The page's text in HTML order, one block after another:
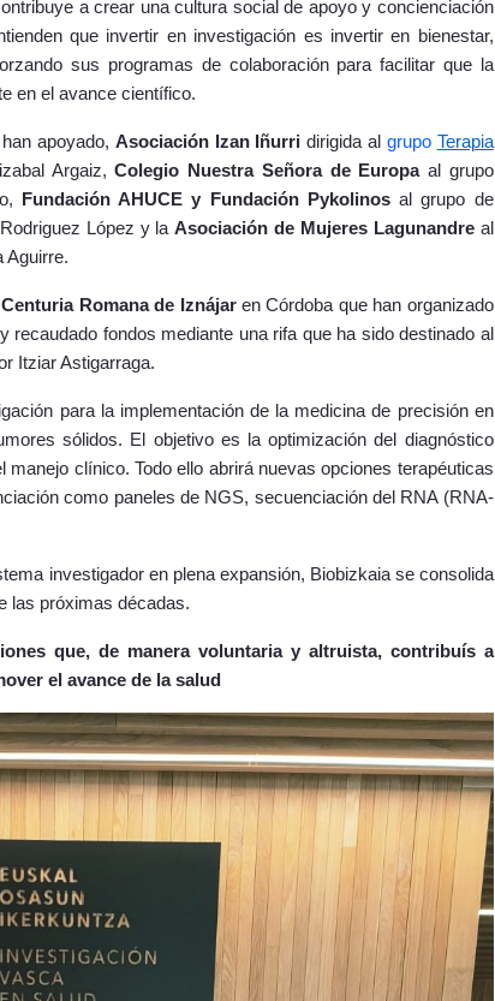
a crear una cultura social de apoyo y concienciación
que invertir en investigación es invertir en bienestar,
sus programas de colaboración para facilitar que la
en el avance científico.
apoyado, Asociación Izan Iñurri dirigida al grupo Terapia
Argaiz,Colegio Nuestra Señora de Europaal grupo
Fundación AHUCE y Fundación Pykolinosal grupo de
López y laAsociación de Mujeres Lagunandreal
Aguirre.
Romana de Iznájaren Córdoba que han organizado
recaudado fondos mediante una rifa que ha sido destinado al
Itziar Astigarraga.
para la implementación de la medicina de precisión en
sólidos. El objetivo es la optimización del diagnóstico
clínico. Todo ello abrirá nuevas opciones terapéuticas
como paneles de NGS, secuenciación del RNA (RNA-
investigador en plena expansión, Biobizkaia se consolida
las próximas décadas.
que, de manera voluntaria y altruista, contribuís a
el avance de la salud